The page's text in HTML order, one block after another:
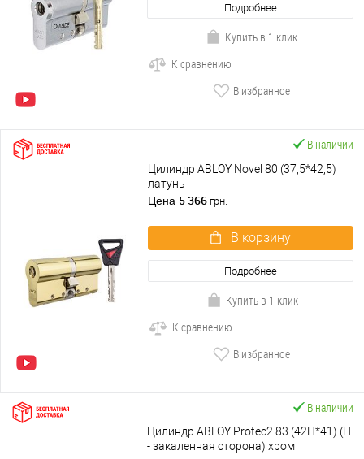
Подробнее
Купить в 1 клик
К сравнению
В избранное
В наличии
Цилиндр ABLOY Novel 80 (37,5*42,5)
латунь
Цена 5 366 грн.
В корзину
Подробнее
Купить в 1 клик
К сравнению
В избранное
В наличии
Цилиндр ABLOY Protec2 83 (42H*41) (H
- закаленная сторона) хром